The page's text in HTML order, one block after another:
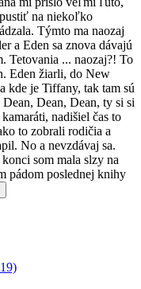
na niekoľko
Týmto ma naozaj
a Eden sa znova dávajú
Tetovania ... naozaj?! To
Eden žiarli, do New
kde je Tiffany, tak tam sú
Dean, Dean, ty si si
nadišiel čas to
to zobrali rodičia a
No a nevzdávaj sa.
som mala slzy na
pádom poslednej knihy